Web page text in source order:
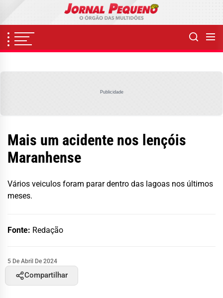
content
Publicidade
Mais um acidente nos lençóis
Maranhense
Vários veiculos foram parar dentro das lagoas nos últimos
meses.
Fonte: Redação
5 De Abril De 2024
Compartilhar